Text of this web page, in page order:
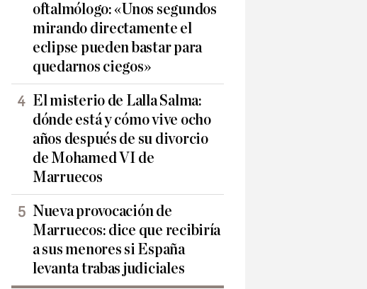
oftalmólogo: «Unos segundos
mirando directamente el
eclipse pueden bastar para
quedarnos ciegos»
El misterio de Lalla Salma:
dónde está y cómo vive ocho
años después de su divorcio
de Mohamed VI de
Marruecos
Nueva provocación de
Marruecos: dice que recibiría
a sus menores si España
levanta trabas judiciales